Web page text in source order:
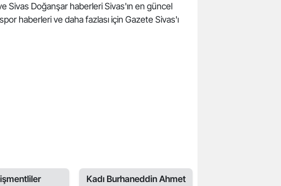
Sivas Doğanşar haberleri Sivas'ın en güncel
haberleri ve daha fazlası için Gazete Sivas'ı
Kadı Burhaneddin Ahmet